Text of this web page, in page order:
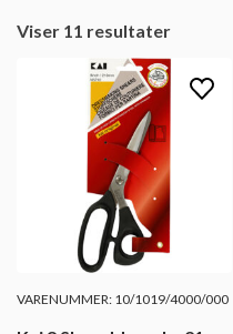
Viser 11 resultater
VARENUMMER: 10/1019/4000/000